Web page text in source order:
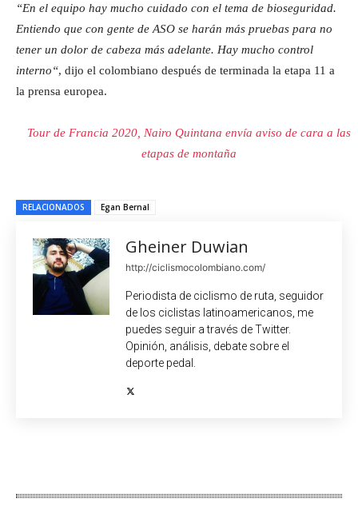
“En el equipo hay mucho cuidado con el tema de bioseguridad.
Entiendo que con gente de ASO se harán más pruebas para no
tener un dolor de cabeza más adelante. Hay mucho control
interno“, dijo el colombiano después de terminada la etapa 11 a
la prensa europea.
Tour de Francia 2020, Nairo Quintana envía aviso de cara a las
etapas de montaña
RELACIONADOS Egan Bernal
Gheiner Duwian
http://ciclismocolombiano.com/
Periodista de ciclismo de ruta, seguidor
de los ciclistas latinoamericanos, me
puedes seguir a través de Twitter.
Opinión, análisis, debate sobre el
deporte pedal.